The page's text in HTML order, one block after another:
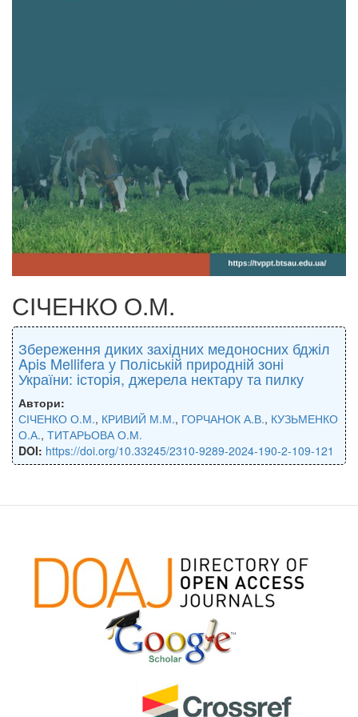
СІЧЕНКО О.М.
Збереження диких західних медоносних бджіл
Apis Mellifera у Поліській природній зоні
України: історія, джерела нектару та пилку
Автори:
СІЧЕНКО О.М., КРИВИЙ М.М., ГОРЧАНОК А.В., КУЗЬМЕНКО
О.А., ТИТАРЬОВА О.М.
DOI: https://doi.org/10.33245/2310-9289-2024-190-2-109-121